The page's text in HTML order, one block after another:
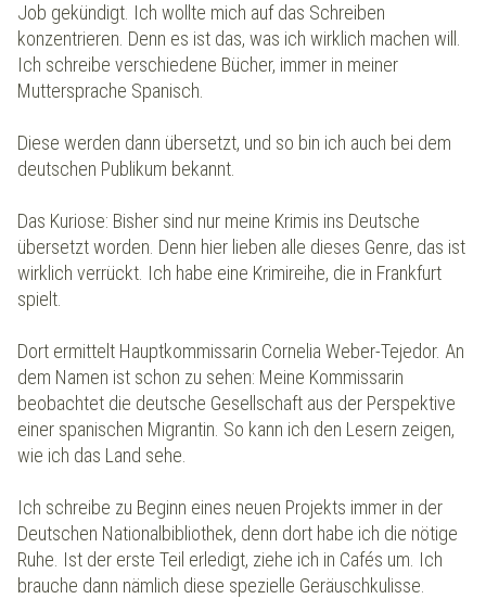
Job gekündigt. Ich wollte mich auf das Schreiben
konzentrieren. Denn es ist das, was ich wirklich machen will.
Ich schreibe verschiedene Bücher, immer in meiner
Muttersprache Spanisch.
Diese werden dann übersetzt, und so bin ich auch bei dem
deutschen Publikum bekannt.
Das Kuriose: Bisher sind nur meine Krimis ins Deutsche
übersetzt worden. Denn hier lieben alle dieses Genre, das ist
wirklich verrückt. Ich habe eine Krimireihe, die in Frankfurt
spielt.
Dort ermittelt Hauptkommissarin Cornelia Weber-Tejedor. An
dem Namen ist schon zu sehen: Meine Kommissarin
beobachtet die deutsche Gesellschaft aus der Perspektive
einer spanischen Migrantin. So kann ich den Lesern zeigen,
wie ich das Land sehe.
Ich schreibe zu Beginn eines neuen Projekts immer in der
Deutschen Nationalbibliothek, denn dort habe ich die nötige
Ruhe. Ist der erste Teil erledigt, ziehe ich in Cafés um. Ich
brauche dann nämlich diese spezielle Geräuschkulisse.